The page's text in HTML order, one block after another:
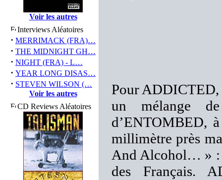
Voir les autres
Interviews Aléatoires
· MERRIMACK (FRA)…
· THE MIDNIGHT GH…
· NIGHT (FRA) - L…
· YEAR LONG DISAS…
· STEVEN WILSON (…
Voir les autres
CD Reviews Aléatoires
Pour ADDICTED,
un mélange
d’ENTOMBED,
millimètre près
And Alcohol… » :
des Français.